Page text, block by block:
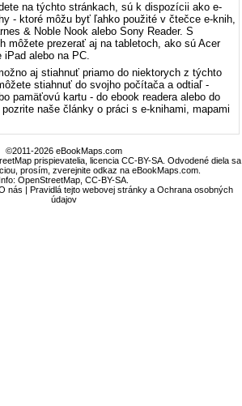
na týchto stránkach, sú k dispozícii ako e-
- ktoré môžu byť ľahko použité v čtečce e-knih,
& Noble Nook alebo Sony Reader. S
môžete prezerať aj na tabletoch, ako sú Acer
iPad alebo na PC.
aj stiahnuť priamo do niektorych z týchto
stiahnuť do svojho počítača a odtiaľ -
pamäťovú kartu - do ebook readera alebo do
naše články o práci s e-knihami, mapami
©2011-2026 eBookMaps.com
prispievatelia, licencia CC-BY-SA. Odvodené diela sa
prosím, zverejnite odkaz na eBookMaps.com.
Info:OpenStreetMap ,CC-BY-SA
nás |Pravidlá tejto webovej stránky a Ochrana osobných
údajov